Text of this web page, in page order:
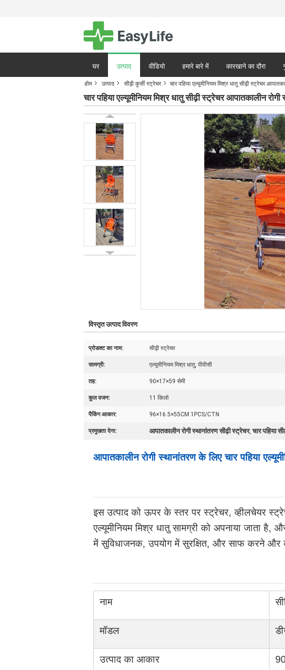
घर उत्पाद वीडियो हमारे बारे में कारखाने का दौरा
गोपनीयता नीति मामले
होम उत्पाद सीढ़ी कुर्सी स्ट्रेचर चार पहिया एल्यूमीनियम मिश्र धातु सीढ़ी स्ट्रेचर
चार पहिया एल्यूमीनियम मिश्र धातु सीढ़ी स्ट्रेचर आपातकालीन
विस्तृत उत्पाद विवरण
प्रोडक्ट का नाम: सीढ़ी स्ट्रेचर
सामग्री: एल्यूमीनियम मिश्र धातु, पीवीसी
तह: 90×17×59 सेमी
कुल वजन: 11 किलो
पैकिंग आकार: 96×16.5×55CM 1PCS/CTN
प्रमुखता देना: आपातकालीन रोगी स्थानांतरण सीढ़ी स्ट्रेचर,चार पहिया
आपातकालीन रोगी स्थानांतरण के लिए चार पहिया
इस उत्पाद को ऊपर के स्तर पर स्ट्रेचर, व्हीलचेयर
एल्यूमीनियम मिश्र धातु सामग्री को अपनाया जाता
में सुविधाजनक, उपयोग में सुरक्षित, और साफ करने
नाम
मॉडल
उत्पाद का आकार